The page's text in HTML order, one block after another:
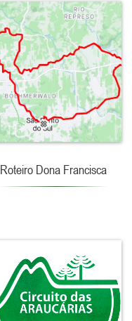
Roteiro Dona Francisca